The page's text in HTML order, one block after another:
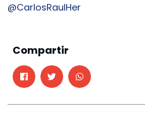
@CarlosRaulHer
Compartir